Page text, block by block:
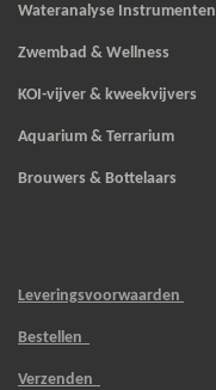
Wateranalyse
Zwembad &
KOI-vijver & kweekvijvers
Aquarium & Terrarium
Brouwers & Bottelaars
Leveringsvoorwaarden
Bestellen
Verzenden